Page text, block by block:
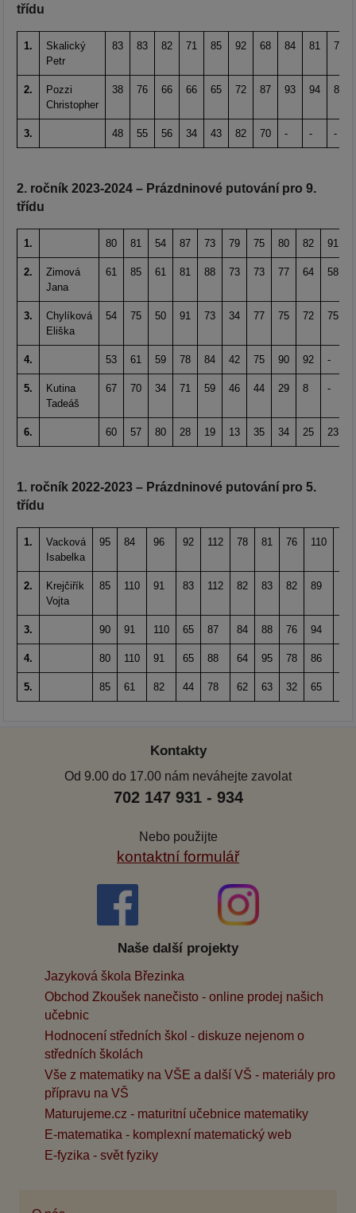
třídu
1.
Skalický
Petr
83 83 82 71 85 92 68 84 81 74
2.
Pozzi
Christopher
38 76 66 66 65 72 87 93 94 83
3. 48 55 56 34 43 82 70 - - -
2. ročník 2023-2024 – Prázdninové putování pro 9.
třídu
1. 80 81 54 87 73 79 75 80 82 91
2.
Zimová
Jana
61 85 61 81 88 73 73 77 64 58
3.
Chylíková
Eliška
54 75 50 91 73 34 77 75 72 75
4. 53 61 59 78 84 42 75 90 92 -
5.
Kutina
Tadeáš
67 70 34 71 59 46 44 29 8 -
6. 60 57 80 28 19 13 35 34 25 23
1. ročník 2022-2023 – Prázdninové putování pro 5.
třídu
1.
Vacková
Isabelka
95 84 96 92 112 78 81 76 110
2.
Krejčiřík
Vojta
85 110 91 83 112 82 83 82 89
3. 90 91 110 65 87 84 88 76 94
4. 80 110 91 65 88 64 95 78 86
5. 85 61 82 44 78 62 63 32 65
Kontakty
Od 9.00 do 17.00 nám neváhejte zavolat
702 147 931 - 934
Nebo použijte
kontaktní formulář
Naše další projekty
Jazyková škola Březinka
Obchod Zkoušek nanečisto - online prodej našich
učebnic
Hodnocení středních škol - diskuze nejenom o
středních školách
Vše z matematiky na VŠE a další VŠ - materiály pro
přípravu na VŠ
Maturujeme.cz - maturitní učebnice matematiky
E-matematika - komplexní matematický web
E-fyzika - svět fyziky